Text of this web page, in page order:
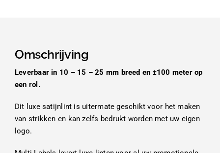
Omschrijving
Leverbaar in 10 – 15 – 25 mm breed en ±100 meter op
een rol.
Dit luxe satijnlint is uitermate geschikt voor het maken
van strikken en kan zelfs bedrukt worden met uw eigen
logo.